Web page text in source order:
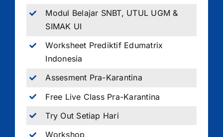
Modul Belajar SNBT, UTUL UGM &
SIMAK UI
Worksheet Prediktif Edumatrix
Indonesia
Assesment Pra-Karantina
Free Live Class Pra-Karantina
Try Out Setiap Hari
Workshop